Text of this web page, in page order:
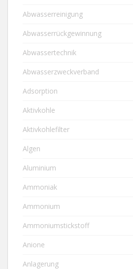
Abwasserreinigung
Abwasserrückgewinnung
Abwassertechnik
Abwasserzweckverband
Adsorption
Aktivkohle
Aktivkohlefilter
Algen
Aluminium
Ammoniak
Ammonium
Ammoniumstickstoff
Anione
Anlagerung